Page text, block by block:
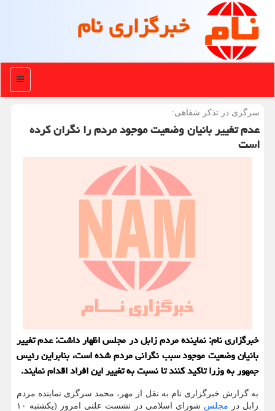
خبرگزاری نام
منو
سرگزی در تذكر شفاهی:
عدم تغییر بانیان وضعیت موجود مردم را نگران کرده
است
خبرگزاری نام: نماینده مردم زابل در مجلس اظهار داشت: عدم تغییر
بانیان وضعیت موجود سبب نگرانی مردم شده است، بنابراین رئیس
جمهور به وزرا تاکید کنند تا نسبت به تغییر این افراد اقدام نمایند.
به گزارش خبرگزاری نام به نقل از مهر، محمد سرگزی نماینده مردم
زابل در مجلس
شورای اسلامی در نشست علنی امروز (یکشنبه ۱۰